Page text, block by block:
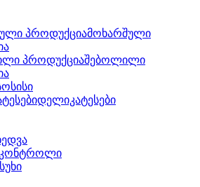
მოხარშული
შებოლილი
დელიკატესები
კონტროლი